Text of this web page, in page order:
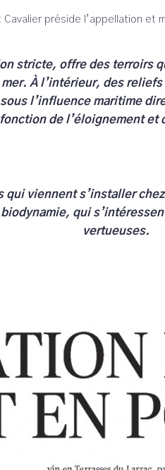
préside l’appellation et
stricte, offre des terroirs
À l’intérieur, des
l’influence maritime
fonction de l’éloignement et
viennent s’installer
qui
vertueuses.